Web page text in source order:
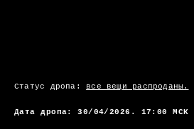
Статус дропа: все вещи распроданы.
Дата дропа: 30/04/2026. 17:00 МСК